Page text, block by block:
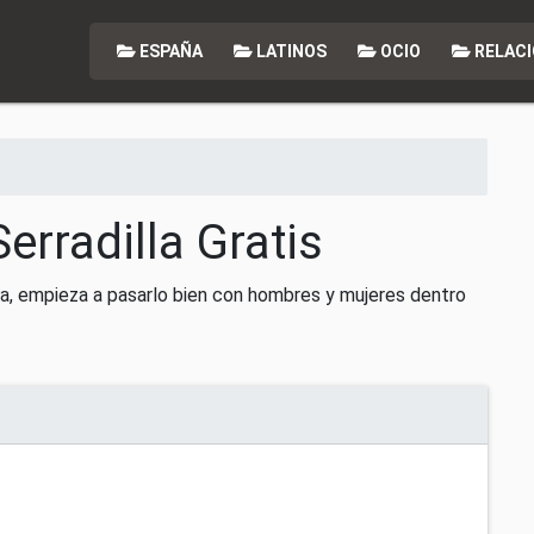
ESPAÑA LATINOS OCIO
Gratis
empieza a pasarlo bien con hombres y mujeres dentro